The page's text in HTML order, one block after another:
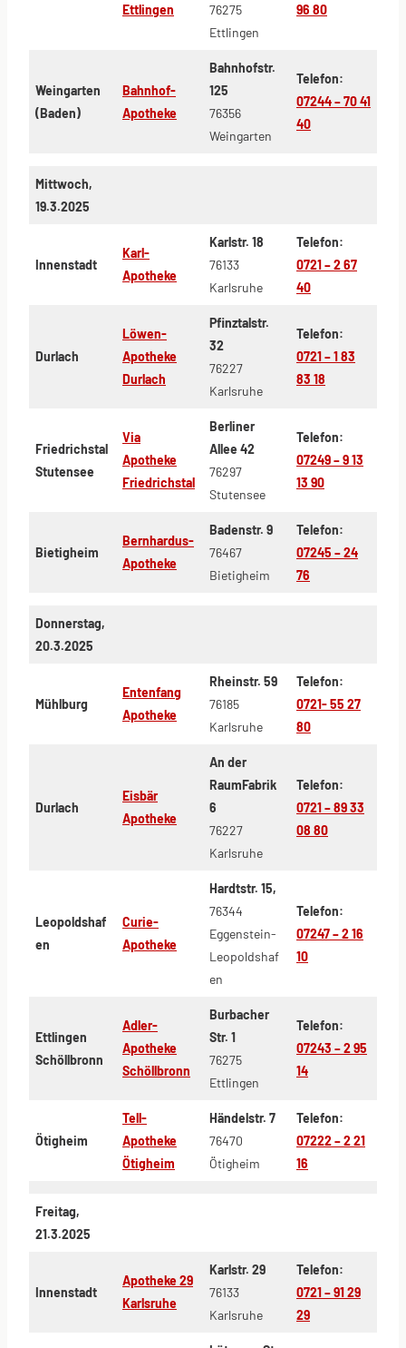
Ettlingen
76275
Ettlingen
96 80
Weingarten
(Baden)
Bahnhof-
Apotheke
Bahnhofstr.
125
76356
Weingarten
Telefon:
07244 – 70 41
40
Mittwoch,
19.3.2025
Innenstadt
Karl-
Apotheke
Karlstr. 18
76133
Karlsruhe
Telefon:
0721 – 2 67
40
Durlach
Löwen-
Apotheke
Durlach
Pfinztalstr.
32
76227
Karlsruhe
Telefon:
0721 – 1 83
83 18
Friedrichstal
Stutensee
Via
Apotheke
Friedrichstal
Berliner
Allee 42
76297
Stutensee
Telefon:
07249 – 9 13
13 90
Bietigheim
Bernhardus-
Apotheke
Badenstr. 9
76467
Bietigheim
Telefon:
07245 – 24
76
Donnerstag,
20.3.2025
Mühlburg
Entenfang
Apotheke
Rheinstr. 59
76185
Karlsruhe
Telefon:
0721- 55 27
80
Durlach
Eisbär
Apotheke
An der
RaumFabrik
6
76227
Karlsruhe
Telefon:
0721 – 89 33
08 80
Leopoldshaf
en
Curie-
Apotheke
Hardtstr. 15,
76344
Eggenstein-
Leopoldshaf
en
Telefon:
07247 – 2 16
10
Ettlingen
Schöllbronn
Adler-
Apotheke
Schöllbronn
Burbacher
Str. 1
76275
Ettlingen
Telefon:
07243 – 2 95
14
Ötigheim
Tell-
Apotheke
Ötigheim
Händelstr. 7
76470
Ötigheim
Telefon:
07222 – 2 21
16
Freitag,
21.3.2025
Innenstadt
Apotheke 29
Karlsruhe
Karlstr. 29
76133
Karlsruhe
Telefon:
0721 – 91 29
29